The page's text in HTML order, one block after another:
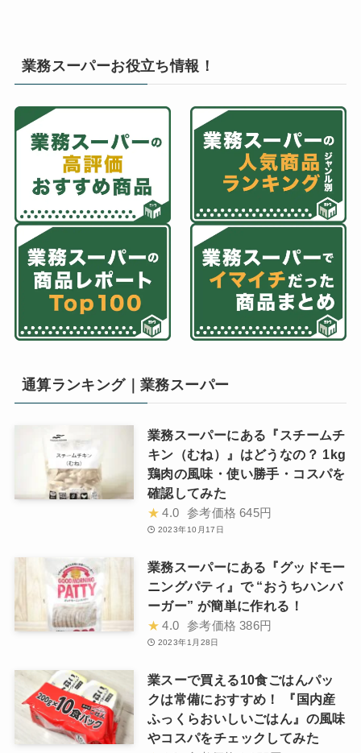
業務スーパーお役立ち情報！
通算ランキング｜業務スーパー
業務スーパーにある『スチームチ
キン（むね）』はどうなの？ 1kg
鶏肉の風味・使い勝手・コスパを
確認してみた
★ 4.0 参考価格 645円
2023年10月17日
業務スーパーにある『グッドモー
ニングパティ』で “おうちハンバ
ーガー” が簡単に作れる！
★ 4.0 参考価格 386円
2023年1月28日
業スーで買える10食ごはんパッ
クは常備におすすめ！ 『国内産
ふっくらおいしいごはん』の風味
やコスパをチェックしてみた